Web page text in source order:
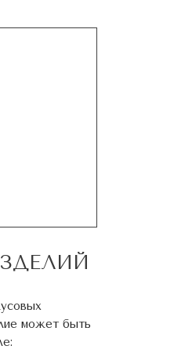
может быть